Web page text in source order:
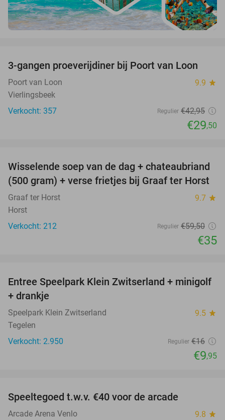
31%
3-gangen proeverijdiner bij Poort van Loon
Poort van Loon 9.9 star
Vierlingsbeek
Verkocht: 357
Regulier €42,95
€29,50
41%
Wisselende soep van de dag + chateaubriand
(500 gram) + verse frietjes bij Graaf ter Horst
Graaf ter Horst 9.7 star
Horst
Verkocht: 212
Regulier €59,50
€35
38%
Entree Speelpark Klein Zwitserland + minigolf
+ drankje
Speelpark Klein Zwitserland 9.5 star
Tegelen
Verkocht: 2.950
Regulier €16
€9,95
Speeltegoed t.w.v. €40 voor de arcade
Arcade Arena Venlo 9.8 star